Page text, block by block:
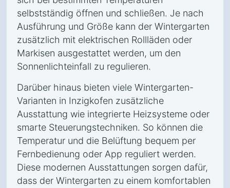
selbstständig öffnen und schließen. Je nach
Ausführung und Größe kann der Wintergarten
zusätzlich mit elektrischen Rollläden oder
Markisen ausgestattet werden, um den
Sonnenlichteinfall zu regulieren.
Darüber hinaus bieten viele Wintergarten-
Varianten in Inzigkofen zusätzliche
Ausstattung wie integrierte Heizsysteme oder
smarte Steuerungstechniken. So können die
Temperatur und die Belüftung bequem per
Fernbedienung oder App reguliert werden.
Diese modernen Ausstattungen sorgen dafür,
dass der Wintergarten zu einem komfortablen